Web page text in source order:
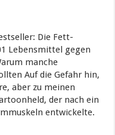
Die Fett-
Lebensmittel gegen
manche
Auf die Gefahr hin,
aber zu meinen
der nach ein
entwickelte.